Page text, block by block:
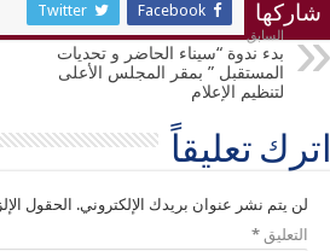
شاركها Facebook
Twitter
السابق
بدء ندوة “سيناء الحاضر و تحديات
المستقبل ” بمقر المجلس الأعلى
لتنظيم الإعلام
اترك تعليقاً
لن يتم نشر عنوان بريدك الإلكتروني. الحقول
التعليق*